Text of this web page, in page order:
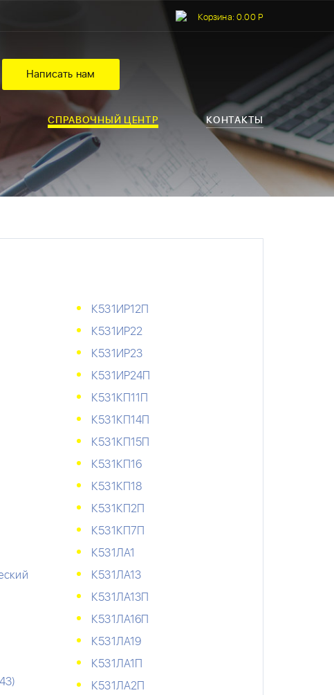
Корзина: 0.00 Р
Написать нам
СПРАВОЧНЫЙ ЦЕНТР КОНТАКТЫ
К531ИР12П
К531ИР22
К531ИР23
К531ИР24П
К531КП11П
К531КП14П
К531КП15П
К531КП16
К531КП18
К531КП2П
К531КП7П
К531ЛА1
К531ЛА13
К531ЛА13П
К531ЛА16П
К531ЛА19
К531ЛА1П
К531ЛА2П